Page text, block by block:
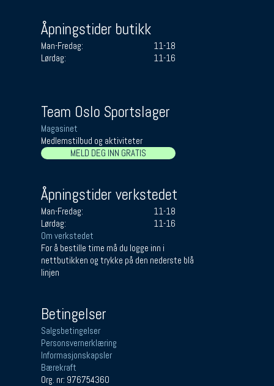
Åpningstider butikk
Man-Fredag:
11-18
Lørdag:
11-16
Team Oslo Sportslager
Magasinet
Medlemstilbud og aktiviteter
MELD DEG INN GRATIS
Åpningstider verkstedet
Man-Fredag:
11-18
Lørdag:
11-16
Om verkstedet
For å bestille time må du logge inn i
nettbutikken og trykke på den nederste blå
linjen
Betingelser
Salgsbetingelser
Personsvernerklæring
Informasjonskapsler
Bærekraft
Org. nr: 976754360